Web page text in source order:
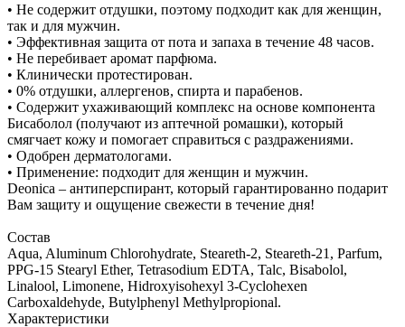
• Не содержит отдушки, поэтому подходит как для женщин,
так и для мужчин.
• Эффективная защита от пота и запаха в течение 48 часов.
• Не перебивает аромат парфюма.
• Клинически протестирован.
• 0% отдушки, аллергенов, спирта и парабенов.
• Содержит ухаживающий комплекс на основе компонента
Бисаболол (получают из аптечной ромашки), который
смягчает кожу и помогает справиться с раздражениями.
• Одобрен дерматологами.
• Применение: подходит для женщин и мужчин.
Deonica – антиперспирант, который гарантированно подарит
Вам защиту и ощущение свежести в течение дня!
Состав
Aqua, Aluminum Chlorohydrate, Steareth-2, Steareth-21, Parfum,
PPG-15 Stearyl Ether, Tetrasodium EDTA, Talc, Bisabolol,
Linalool, Limonene, Hidroxyisohexyl 3-Cyclohexen
Carboxaldehyde, Butylphenyl Methylpropional.
Характеристики